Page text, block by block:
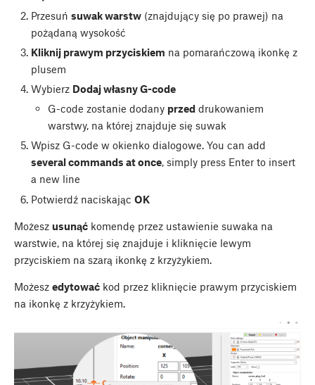
Przesuń suwak warstw(znajdujący się po prawej) na
pożądaną wysokość
Kliknij prawym przyciskiem na pomarańczową ikonkę z
plusem
Wybierz Dodaj własny G-code
G-code zostanie dodany przeddrukowaniem
warstwy, na której znajduje się suwak
Wpisz G-code w okienko dialogowe. You can add
several commands at once, simply press Enter to insert
a new line
Potwierdź naciskając OK
Możesz usunąć komendę przez ustawienie suwaka na
warstwie, na której się znajduje i kliknięcie lewym
przyciskiem na szarą ikonkę z krzyżykiem.
Możesz edytować kod przez kliknięcie prawym przyciskiem
na ikonkę z krzyżykiem.